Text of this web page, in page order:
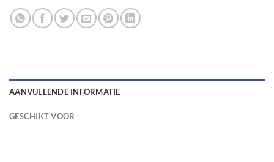
AANVULLENDE INFORMATIE
GESCHIKT VOOR